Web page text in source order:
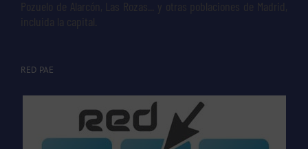
Pozuelo de Alarcón, Las Rozas... y otras poblaciones de Madrid,
incluida la capital.
RED PAE